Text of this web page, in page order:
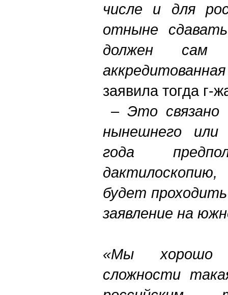
числе и для
отныне
должен
заявила тогда г-
– Это
нынешнего или
года
будет
заявление на
«Мы хорошо
сложности